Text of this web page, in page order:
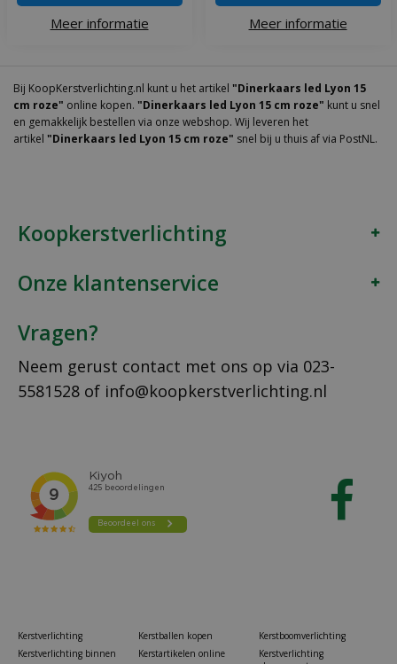
Meer informatie Meer informatie
Bij KoopKerstverlichting.nl kunt u het artikel "Dinerkaars led Lyon 15
cm roze" online kopen. "Dinerkaars led Lyon 15 cm roze" kunt u snel
en gemakkelijk bestellen via onze webshop. Wij leveren het
artikel "Dinerkaars led Lyon 15 cm roze" snel bij u thuis af via PostNL.
Koopkerstverlichting
Onze klantenservice
Vragen?
Neem gerust contact met ons op via 023-
5581528 of info@koopkerstverlichting.nl
Kerstverlichting
Kerstverlichting binnen
Kerstballen kopen
Kerstartikelen online
Kerstboomverlichting
Kerstverlichting